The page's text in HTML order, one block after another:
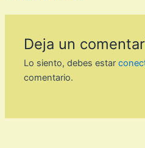
Deja un
Lo siento, debes estar
comentario.